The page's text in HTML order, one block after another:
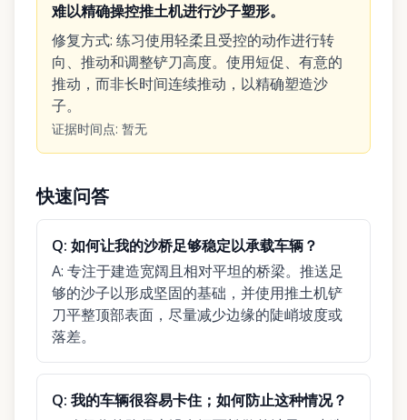
难以精确操控推土机进行沙子塑形。
修复方式: 练习使用轻柔且受控的动作进行转
向、推动和调整铲刀高度。使用短促、有意的
推动，而非长时间连续推动，以精确塑造沙
子。
证据时间点: 暂无
快速问答
Q: 如何让我的沙桥足够稳定以承载车辆？
A: 专注于建造宽阔且相对平坦的桥梁。推送足
够的沙子以形成坚固的基础，并使用推土机铲
刀平整顶部表面，尽量减少边缘的陡峭坡度或
落差。
Q: 我的车辆很容易卡住；如何防止这种情况？